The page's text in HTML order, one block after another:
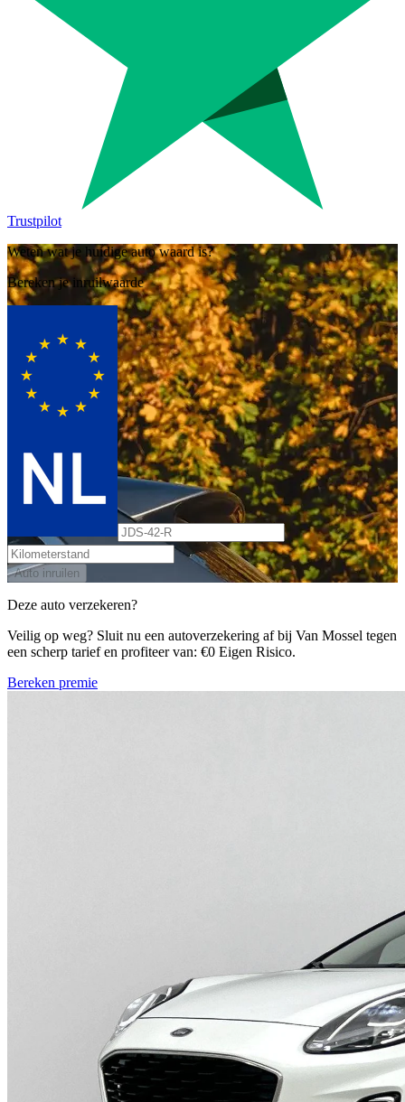
Trustpilot
Weten wat je huidige auto waard is?
Bereken je inruilwaarde
Auto inruilen
Deze auto verzekeren?
Veilig op weg? Sluit nu een autoverzekering af bij Van Mossel tegen
een scherp tarief en profiteer van: €0 Eigen Risico.
Bereken premie